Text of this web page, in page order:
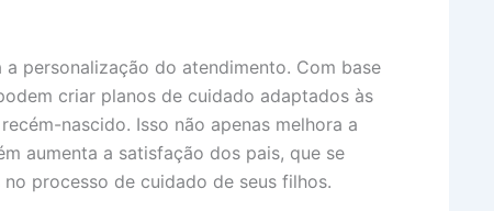
personalização do atendimento. Com base
criar planos de cuidado adaptados às
nascido. Isso não apenas melhora a
aumenta a satisfação dos pais, que se
processo de cuidado de seus filhos.